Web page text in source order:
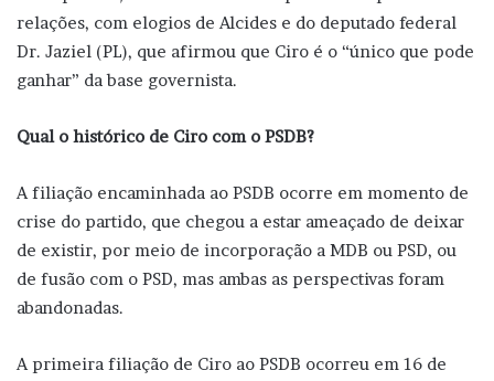
relações, com elogios de Alcides e do deputado federal
Dr. Jaziel (PL), que afirmou que Ciro é o “único que pode
ganhar” da base governista.
Qual o histórico de Ciro com o PSDB?
A filiação encaminhada ao PSDB ocorre em momento de
crise do partido, que chegou a estar ameaçado de deixar
de existir, por meio de incorporação a MDB ou PSD, ou
de fusão com o PSD, mas ambas as perspectivas foram
abandonadas.
A primeira filiação de Ciro ao PSDB ocorreu em 16 de